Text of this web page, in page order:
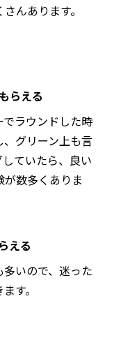
んあります。
らえる
ラウンドした時
グリーン上も言
ていたら、良い
数多くありま
える
いので、迷った
す。